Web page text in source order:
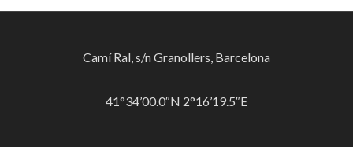
Camí Ral, s/n Granollers, Barcelona
41°34’00.0″N 2°16’19.5″E